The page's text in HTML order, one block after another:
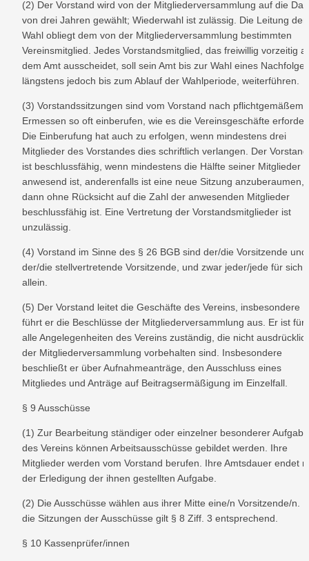
(2) Der Vorstand wird von der Mitgliederversammlung auf die
von drei Jahren gewählt; Wiederwahl ist zulässig. Die Leitung der
Wahl obliegt dem von der Mitgliederversammlung bestimmten
Vereinsmitglied. Jedes Vorstandsmitglied, das freiwillig vorzeitig
dem Amt ausscheidet, soll sein Amt bis zur Wahl eines
längstens jedoch bis zum Ablauf der Wahlperiode, weiterführen.
(3) Vorstandssitzungen sind vom Vorstand nach pflichtgemäßem
Ermessen so oft einberufen, wie es die Vereinsgeschäfte
Die Einberufung hat auch zu erfolgen, wenn mindestens drei
Mitglieder des Vorstandes dies schriftlich verlangen. Der Vorstand
ist beschlussfähig, wenn mindestens die Hälfte seiner Mitglieder
anwesend ist, anderenfalls ist eine neue Sitzung anzuberaumen,
dann ohne Rücksicht auf die Zahl der anwesenden Mitglieder
beschlussfähig ist. Eine Vertretung der Vorstandsmitglieder ist
unzulässig.
(4) Vorstand im Sinne des § 26 BGB sind der/die Vorsitzende und
der/die stellvertretende Vorsitzende, und zwar jeder/jede für sich
allein.
(5) Der Vorstand leitet die Geschäfte des Vereins, insbesondere
führt er die Beschlüsse der Mitgliederversammlung aus. Er ist für
alle Angelegenheiten des Vereins zuständig, die nicht
der Mitgliederversammlung vorbehalten sind. Insbesondere
beschließt er über Aufnahmeanträge, den Ausschluss eines
Mitgliedes und Anträge auf Beitragsermäßigung im Einzelfall.
§ 9 Ausschüsse
(1) Zur Bearbeitung ständiger oder einzelner besonderer
des Vereins können Arbeitsausschüsse gebildet werden. Ihre
Mitglieder werden vom Vorstand berufen. Ihre Amtsdauer endet
der Erledigung der ihnen gestellten Aufgabe.
(2) Die Ausschüsse wählen aus ihrer Mitte eine/n Vorsitzende/n.
die Sitzungen der Ausschüsse gilt § 8 Ziff. 3 entsprechend.
§ 10 Kassenprüfer/innen